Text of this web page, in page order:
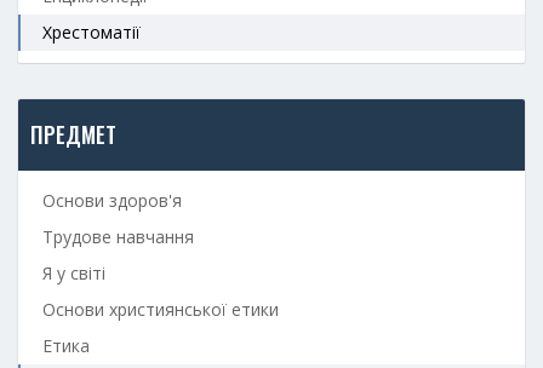
Хрестоматії
ПРЕДМЕТ
Основи здоров'я
Трудове навчання
Я у світі
Основи християнської етики
Етика